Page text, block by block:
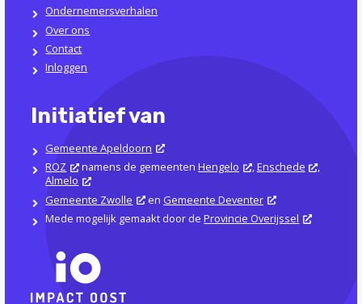
Ondernemersverhalen
Over ons
Contact
Inloggen
Initiatief van
Gemeente Apeldoorn
ROZ
namens de gemeentenHengelo ,Enschede
,
Almelo
Gemeente Zwolle
en Gemeente Deventer
Mede mogelijk gemaakt door deProvincie Overijssel